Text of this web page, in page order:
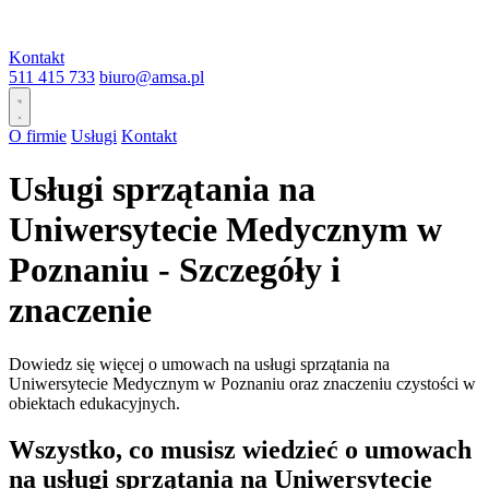
Kontakt
511 415 733 biuro@amsa.pl
O firmie Usługi Kontakt
Usługi sprzątania na
Uniwersytecie Medycznym w
Poznaniu - Szczegóły i
znaczenie
Dowiedz się więcej o umowach na usługi sprzątania na
Uniwersytecie Medycznym w Poznaniu oraz znaczeniu czystości w
obiektach edukacyjnych.
Wszystko, co musisz wiedzieć o umowach
na usługi sprzątania na Uniwersytecie